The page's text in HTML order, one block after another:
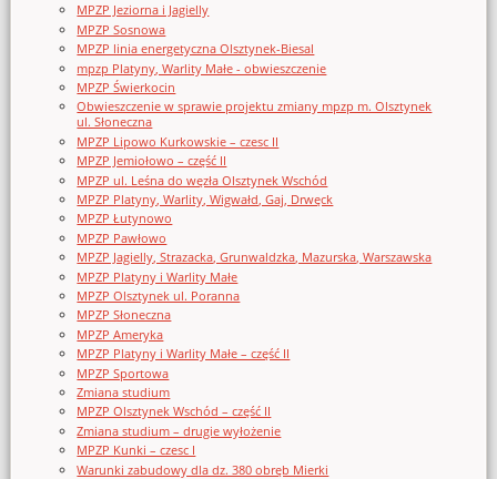
MPZP Jeziorna i Jagielly
MPZP Sosnowa
MPZP linia energetyczna Olsztynek-Biesal
mpzp Platyny, Warlity Małe - obwieszczenie
MPZP Świerkocin
Obwieszczenie w sprawie projektu zmiany mpzp m. Olsztynek
ul. Słoneczna
MPZP Lipowo Kurkowskie – czesc II
MPZP Jemiołowo – część II
MPZP ul. Leśna do węzła Olsztynek Wschód
MPZP Platyny, Warlity, Wigwałd, Gaj, Drwęck
MPZP Łutynowo
MPZP Pawłowo
MPZP Jagielly, Strazacka, Grunwaldzka, Mazurska, Warszawska
MPZP Platyny i Warlity Małe
MPZP Olsztynek ul. Poranna
MPZP Słoneczna
MPZP Ameryka
MPZP Platyny i Warlity Małe – część II
MPZP Sportowa
Zmiana studium
MPZP Olsztynek Wschód – część II
Zmiana studium – drugie wyłożenie
MPZP Kunki – czesc I
Warunki zabudowy dla dz. 380 obręb Mierki